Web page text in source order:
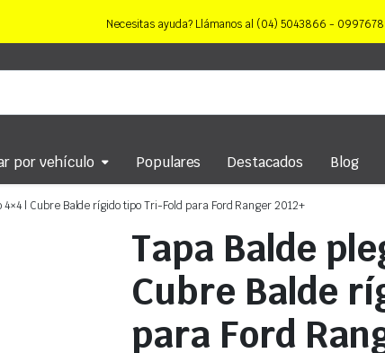
Necesitas ayuda? Llámanos al (04) 5043866 -
por vehículo Populares Destacados Blog
| Cubre Balde rígido tipo Tri-Fold para Ford Ranger 2012+
Tapa Balde
Cubre Balde
para Ford